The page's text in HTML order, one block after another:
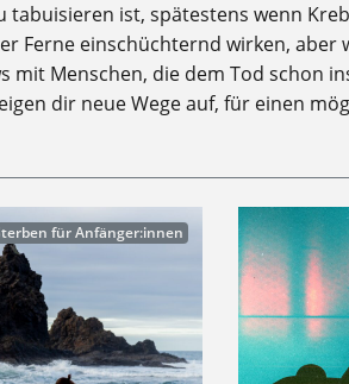
tabuisieren ist, spätestens wenn
Ferne einschüchternd wirken, aber
Menschen, die dem Tod schon
dir neue Wege auf, für einen
für Anfänger:innen